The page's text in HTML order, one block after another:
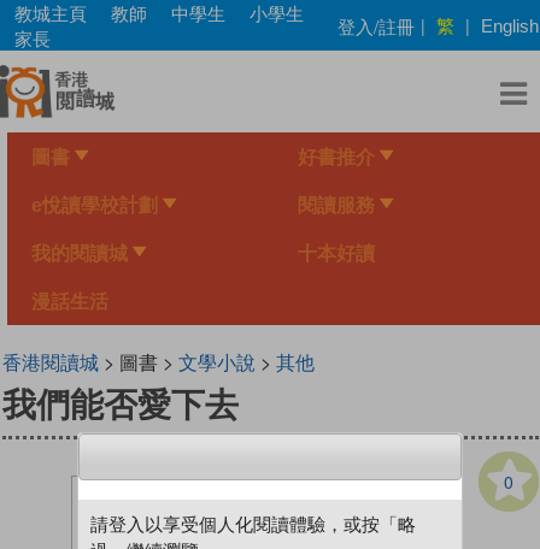
Skip
main
content
教城主頁 教師 中學生
小學生
家長
登入/註冊 | 繁 | English
圖書 好書推介
e悅讀學校計劃 閱讀服務
我的閱讀城 十本好讀
漫話生活
香港閱讀城> 圖書 > 文學小說 > 其他
我們能否愛下去
0
請登入以享受個人化閱讀體驗，或按「略